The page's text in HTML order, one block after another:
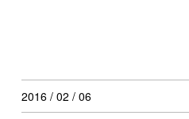
2016 / 02 / 06